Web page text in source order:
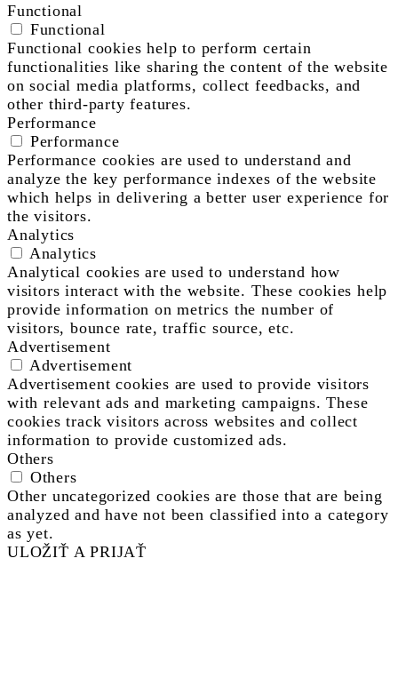
Functional
Functional
Functional cookies help to perform certain
functionalities like sharing the content of the website
on social media platforms, collect feedbacks, and
other third-party features.
Performance
Performance
Performance cookies are used to understand and
analyze the key performance indexes of the website
which helps in delivering a better user experience for
the visitors.
Analytics
Analytics
Analytical cookies are used to understand how
visitors interact with the website. These cookies help
provide information on metrics the number of
visitors, bounce rate, traffic source, etc.
Advertisement
Advertisement
Advertisement cookies are used to provide visitors
with relevant ads and marketing campaigns. These
cookies track visitors across websites and collect
information to provide customized ads.
Others
Others
Other uncategorized cookies are those that are being
analyzed and have not been classified into a category
as yet.
ULOŽIŤ A PRIJAŤ